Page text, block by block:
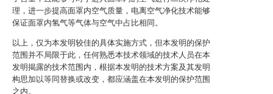
理，进一步提高面罩内空气质量，电离空气净化技术能够
保证面罩内氢气等气体与空气中占比相同。
以上，仅为本发明较佳的具体实施方式，但本发明的保护
范围并不局限于此，任何熟悉本技术领域的技术人员在本
发明揭露的技术范围内，根据本发明的技术方案及其发明
构思加以等同替换或改变，都应涵盖在本发明的保护范围
之内。